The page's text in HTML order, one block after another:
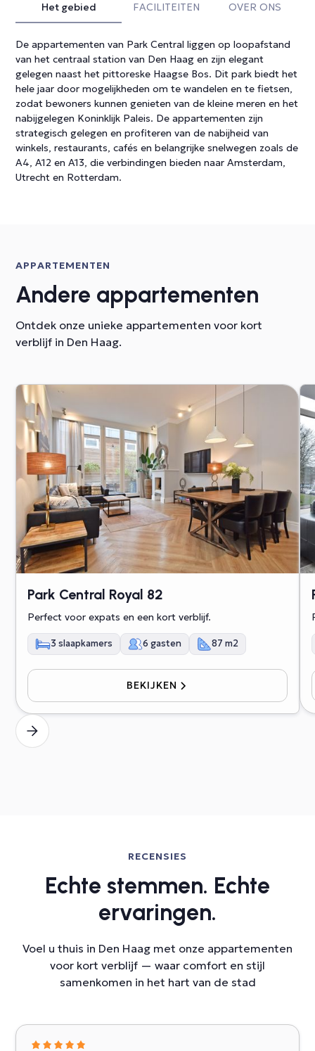
Het gebied FACILITEITEN OVER ONS
De appartementen van Park Central liggen op loopafstand
van het centraal station van Den Haag en zijn elegant
gelegen naast het pittoreske Haagse Bos. Dit park biedt het
hele jaar door mogelijkheden om te wandelen en te fietsen,
zodat bewoners kunnen genieten van de kleine meren en het
nabijgelegen Koninklijk Paleis. De appartementen zijn
strategisch gelegen en profiteren van de nabijheid van
winkels, restaurants, cafés en belangrijke snelwegen zoals de
A4, A12 en A13, die verbindingen bieden naar Amsterdam,
Utrecht en Rotterdam.
APPARTEMENTEN
Andere appartementen
Ontdek onze unieke appartementen voor kort
verblijf in Den Haag.
Park Central Royal 82
Perfect voor expats en een kort verblijf.
3 slaapkamers 6 gasten 87 m2
BEKIJKEN
RECENSIES
Echte stemmen. Echte
ervaringen.
Voel u thuis in Den Haag met onze appartementen
voor kort verblijf — waar comfort en stijl
samenkomen in het hart van de stad